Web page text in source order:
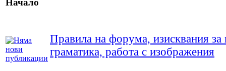
Начало
Правила на форума, изисквания
граматика, работа с изображения